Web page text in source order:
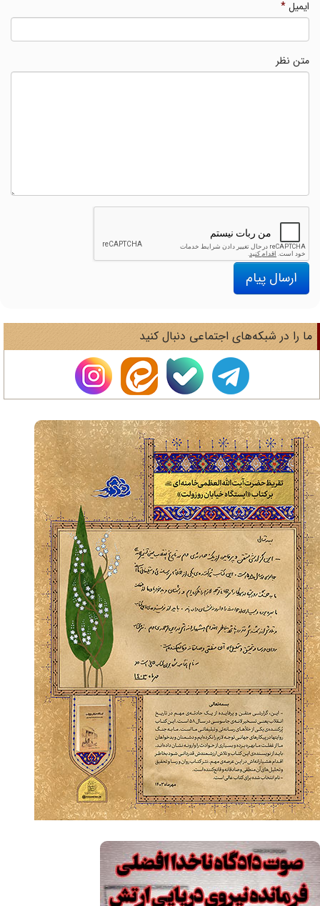
ایمیل*
متن نظر
ارسال پیام
را در شبکه‌های اجتماعی دنبال کنید